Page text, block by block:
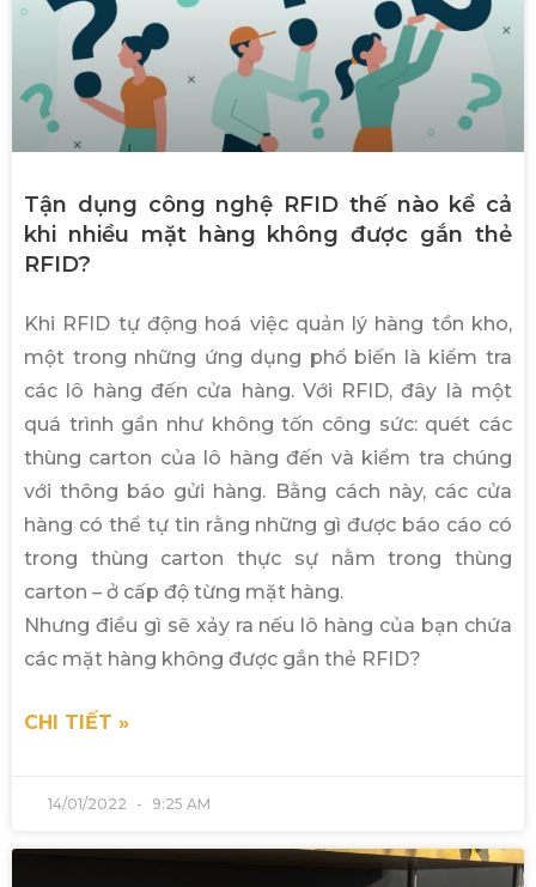
Tận dụng công nghệ RFID thế nào kể cả
khi nhiều mặt hàng không được gắn thẻ
RFID?
Khi RFID tự động hoá việc quản lý hàng tồn kho,
một trong những ứng dụng phổ biến là kiểm tra
các lô hàng đến cửa hàng. Với RFID, đây là một
quá trình gần như không tốn công sức: quét các
thùng carton của lô hàng đến và kiểm tra chúng
với thông báo gửi hàng. Bằng cách này, các cửa
hàng có thể tự tin rằng những gì được báo cáo có
trong thùng carton thực sự nằm trong thùng
carton – ở cấp độ từng mặt hàng.
Nhưng điều gì sẽ xảy ra nếu lô hàng của bạn chứa
các mặt hàng không được gắn thẻ RFID?
CHI TIẾT »
14/01/2022 9:25 AM
e